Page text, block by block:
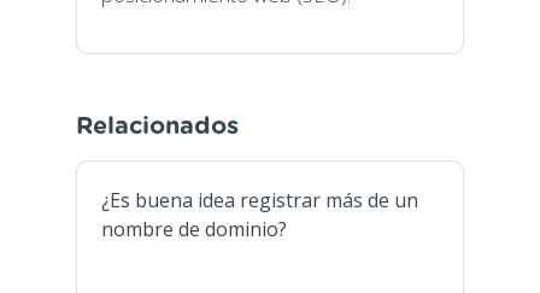
Relacionados
¿Es buena idea registrar más de un
nombre de dominio?